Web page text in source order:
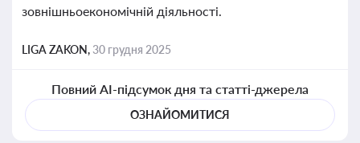
зовнішньоекономічній діяльності.
LIGA ZAKON,30 грудня 2025
Повний AI-підсумок дня та статті-джерела
ОЗНАЙОМИТИСЯ